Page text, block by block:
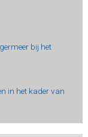
bij het
in het kader van